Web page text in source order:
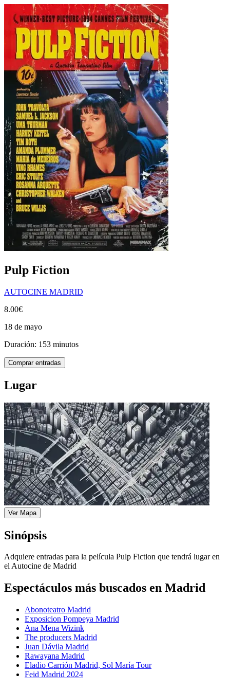
Pulp Fiction
AUTOCINE MADRID
8.00€
18 de mayo
Duración: 153 minutos
Comprar entradas
Lugar
Ver Mapa
Sinópsis
Adquiere entradas para la película Pulp Fiction que tendrá lugar en
el Autocine de Madrid
Espectáculos más buscados en Madrid
Abonoteatro Madrid
Exposicion Pompeya Madrid
Ana Mena Wizink
The producers Madrid
Juan Dávila Madrid
Rawayana Madrid
Eladio Carrión Madrid, Sol María Tour
Feid Madrid 2024